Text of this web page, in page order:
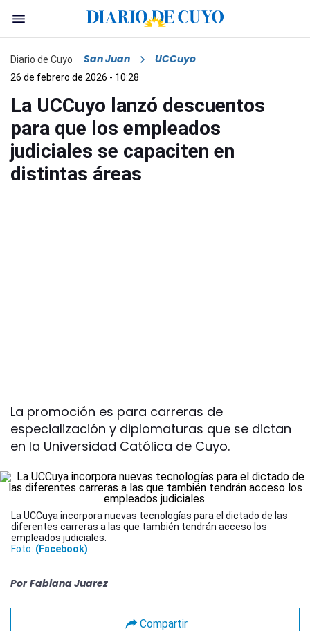
Diario de Cuyo San Juan UCCuyo
26 de febrero de 2026 - 10:28
La UCCuyo lanzó descuentos
para que los empleados
judiciales se capaciten en
distintas áreas
La promoción es para carreras de
especialización y diplomaturas que se dictan
en la Universidad Católica de Cuyo.
La UCCuya incorpora nuevas tecnologías para el dictado de las
diferentes carreras a las que también tendrán acceso los
empleados judiciales.
Foto: (Facebook)
Por Fabiana Juarez
Compartir